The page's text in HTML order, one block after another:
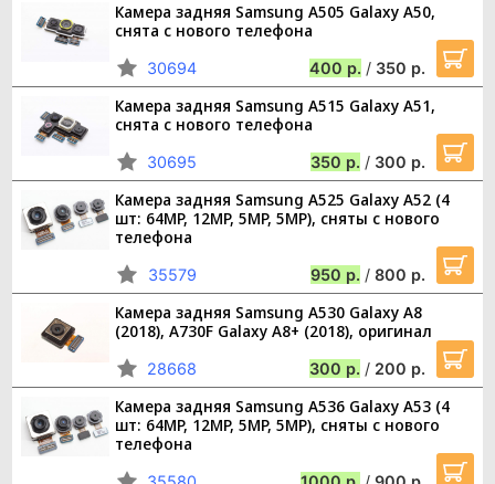
Камера задняя Samsung A505 Galaxy A50,
снята с нового телефона
30694 400 / 350
Камера задняя Samsung A515 Galaxy A51,
снята с нового телефона
30695 350 / 300
Камера задняя Samsung A525 Galaxy A52 (4
шт: 64MP, 12MP, 5MP, 5MP), сняты с нового
телефона
35579 950 / 800
Камера задняя Samsung A530 Galaxy A8
(2018), A730F Galaxy A8+ (2018), оригинал
28668 300 / 200
Камера задняя Samsung A536 Galaxy A53 (4
шт: 64MP, 12MP, 5MP, 5MP), сняты с нового
телефона